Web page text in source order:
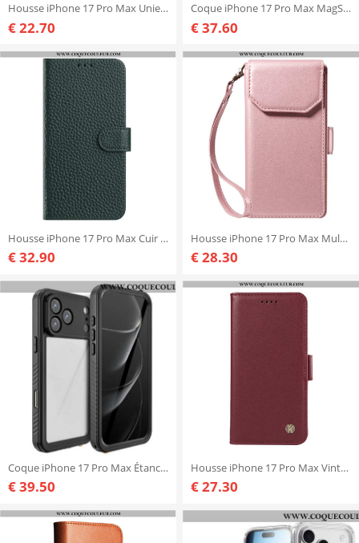
Housse iPhone 17 Pro Max Unie Simple
€ 22.70
Coque iPhone 17 Pro Max MagSafe Camshield Prop Series NILLKIN
€ 37.60
Housse iPhone 17 Pro Max Cuir Texturé
€ 32.90
Housse iPhone 17 Pro Max Multi-Cartes à Lanière
€ 28.30
Coque iPhone 17 Pro Max Étanche et Antichoc REDPEPPER
€ 39.50
Housse iPhone 17 Pro Max Vintage YIKATU
€ 27.30